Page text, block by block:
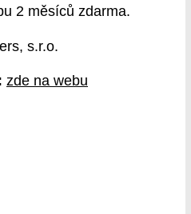
2 měsíců zdarma.
s.r.o.
zde na webu